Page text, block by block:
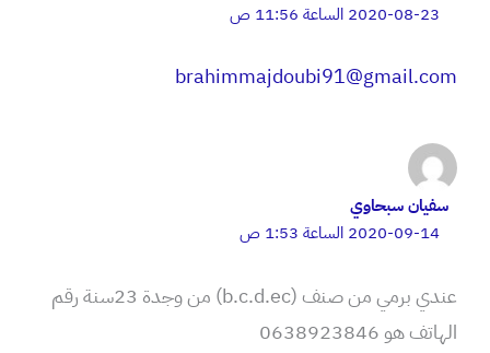
2020-08-23 الساعة 11:56 ص
brahimmajdoubi91@gmail.com
سفيان سبحاوي
2020-09-14 الساعة 1:53 ص
عندي برمي من صنف (b.c.d.ec) من وجدة 23سنة رقم
الهاتف هو 0638923846